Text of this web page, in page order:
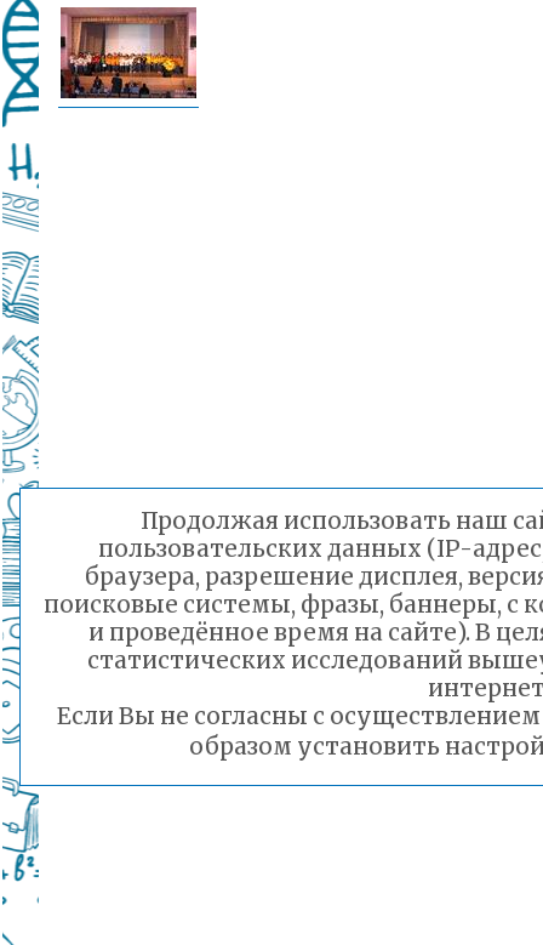
Продолжая использовать наш
пользовательских данных (IP-
браузера, разрешение дисплея,
поисковые системы, фразы, баннеры, с
и проведённое время на сайте). В
статистических исследований
Если Вы не согласны с
образом установить